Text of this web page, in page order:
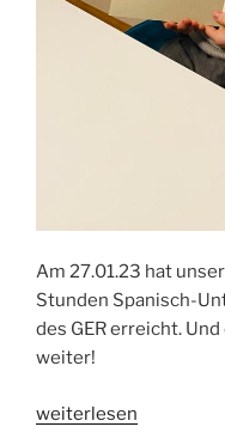
Am 27.01.23 hat
Stunden Spanisch-
des GER erreicht.
weiter!
„HERZLICHEN
weiterlesen